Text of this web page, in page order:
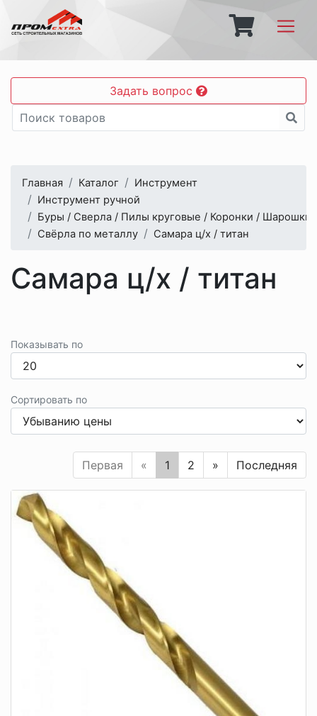
Задать вопрос
Главная Каталог
Инструмент
Инструмент ручной
Буры / Сверла / Пилы круговые / Коронки / Шарошки
Свёрла по металлу
Самара ц/х / титан
Самара ц/х / титан
Показывать по
Сортировать по
Первая « 1 2 » Последняя